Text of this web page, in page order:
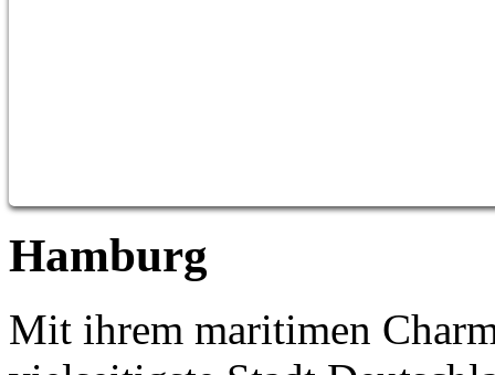
Hamburg
Mit ihrem maritimen